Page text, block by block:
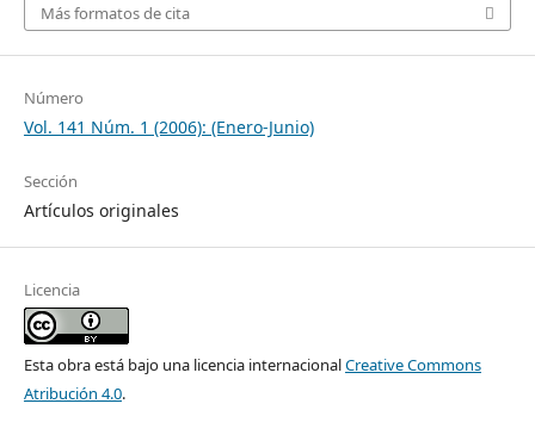
Más formatos de cita
Número
Vol. 141 Núm. 1 (2006): (Enero-Junio)
Sección
Artículos originales
Licencia
Esta obra está bajo una licencia internacionalCreative Commons
Atribución 4.0.